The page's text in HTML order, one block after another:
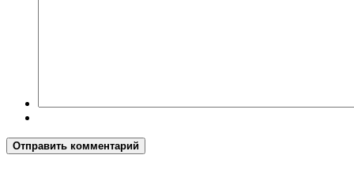
Отправить комментарий